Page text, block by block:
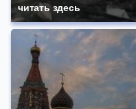
читать здесь